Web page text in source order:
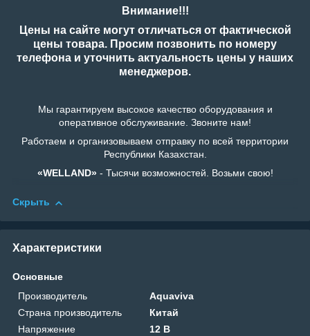
Внимание!!!
Цены на сайте могут отличаться от фактической
цены товара. Просим позвонить по номеру
телефона и уточнить актуальность цены у наших
менеджеров.
Мы гарантируем высокое качество оборудования и
оперативное обслуживание. Звоните нам!
Работаем и организовываем отправку по всей территории
Республики Казахстан.
«WELLAND»- Тысячи возможностей. Возьми свою!
Скрыть
Характеристики
Основные
Производитель
Aquaviva
Страна производитель
Китай
Напряжение
12 В